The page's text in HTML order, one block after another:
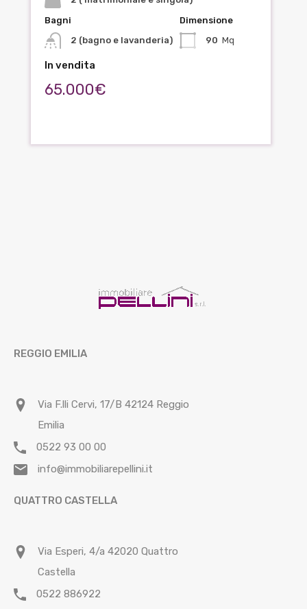
Bagni
2 (bagno e lavanderia)
Dimensione
90 Mq
In vendita
65.000€
REGGIO EMILIA
Via F.lli Cervi, 17/B 42124 Reggio
Emilia
0522 93 00 00
info@immobiliarepellini.it
QUATTRO CASTELLA
Via Esperi, 4/a 42020 Quattro
Castella
0522 886922